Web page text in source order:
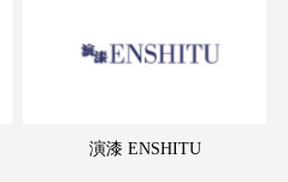
演漆 ENSHITU